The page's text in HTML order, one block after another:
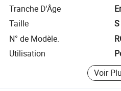
Tranche D'Âge
Taille
S
N° de Modèle.
Utilisation
Voir